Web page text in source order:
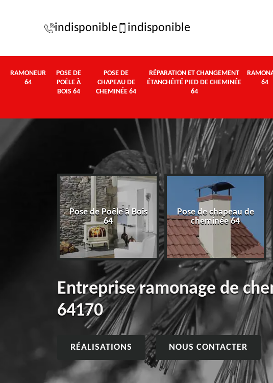
indisponible indisponible
RAMONEUR
64
POSE DE
POÊLE À
BOIS 64
POSE DE
CHAPEAU DE
CHEMINÉE 64
RÉPARATION ET CHANGEMENT
ÉTANCHÉITÉ PIED DE CHEMINÉE
64
64
Pose de Poêle à Bois
64
Pose de chapeau de
cheminée 64
Entreprise ramonage de
64170
RÉALISATIONS NOUS CONTACTER